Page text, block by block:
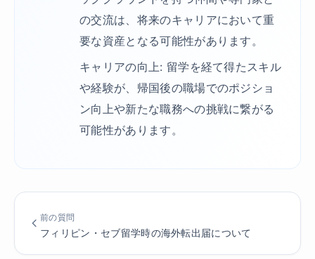
の交流は、将来のキャリアにおいて重
要な資産となる可能性があります。
キャリアの向上: 留学を経て得たスキル
や経験が、帰国後の職場でのポジショ
ン向上や新たな職務への挑戦に繋がる
可能性があります。
前の質問
フィリピン・セブ留学時の海外転出届について